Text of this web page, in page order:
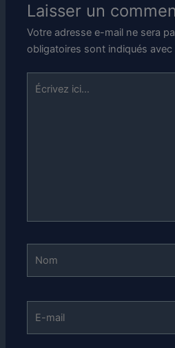
Laisser un
Votre adresse e-mail ne sera
obligatoires sont indiqués avec
Écrivez
ici…